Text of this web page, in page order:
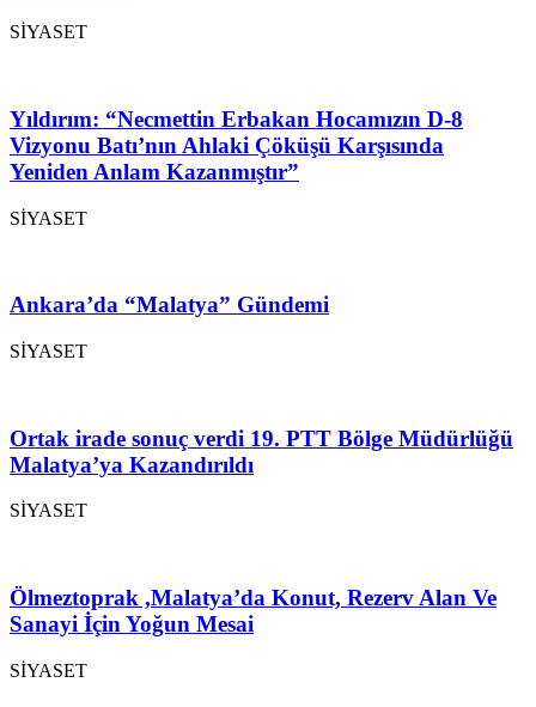
SİYASET
Yıldırım: “Necmettin Erbakan Hocamızın D-8
Vizyonu Batı’nın Ahlaki Çöküşü Karşısında
Yeniden Anlam Kazanmıştır”
SİYASET
Ankara’da “Malatya” Gündemi
SİYASET
Ortak irade sonuç verdi 19. PTT Bölge Müdürlüğü
Malatya’ya Kazandırıldı
SİYASET
Ölmeztoprak ,Malatya’da Konut, Rezerv Alan Ve
Sanayi İçin Yoğun Mesai
SİYASET